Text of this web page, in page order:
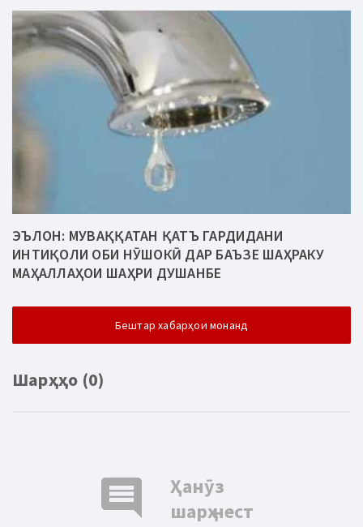
ЭЪЛОН: МУВАҚҚАТАН ҚАТЪ ГАРДИДАНИ
ИНТИҚОЛИ ОБИ НӮШОКӢ ДАР БАЪЗЕ ШАҲРАКУ
МАҲАЛЛАҲОИ ШАҲРИ ДУШАНБЕ
Бештар хабарҳои монанд
Шарҳҳо (0)
comment
Ҳанӯз
шарҳ нест